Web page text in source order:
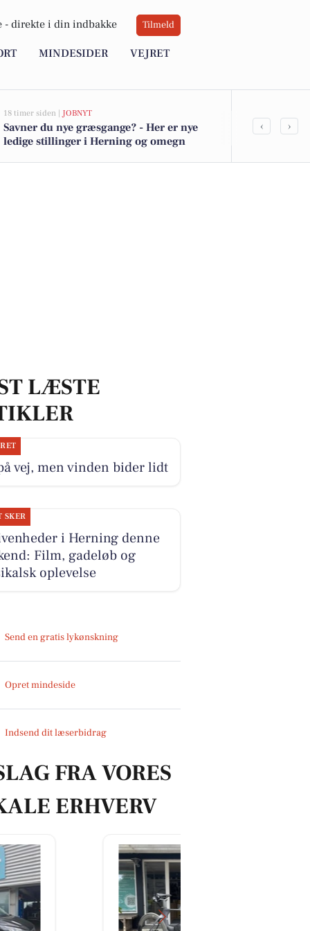
- direkte i din indbakke Tilmeld
MINDESIDER VEJRET
18 timer siden | JOBNYT
Savner du nye græsgange? - Her er nye
ledige stillinger i Herning og omegn
Natsælger
‹ ›
LÆSTE
vej, men vinden bider lidt
SKER
i Herning denne
Film, gadeløb og
oplevelse
Send en gratis lykønskning
Opret mindeside
Indsend dit læserbidrag
FRA VORES
ERHVERV